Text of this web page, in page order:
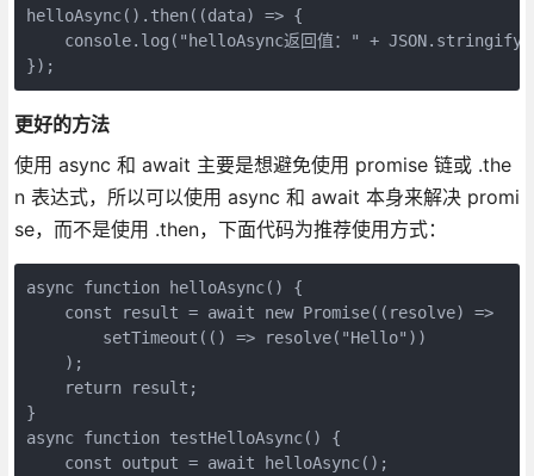
helloAsync().then((data) => {
console.log("helloAsync返回值：" +
更好的方法
使用 async 和 await 主要是想避免使用 promise 链或 .the
n 表达式，所以可以使用 async 和 await 本身来解决 promi
se，而不是使用 .then，下面代码为推荐使用方式：
async function helloAsync() {
    const result = await new Promise((resolve) =>
        setTimeout(() => resolve("Hello"))
    );
    return result;
}
async function testHelloAsync() {
    const output = await helloAsync();